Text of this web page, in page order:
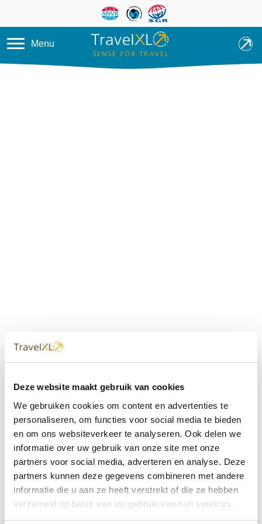
Deze website maakt gebruik van cookies
We gebruiken cookies om content en advertenties te
personaliseren, om functies voor social media te bieden
en om ons websiteverkeer te analyseren. Ook delen we
informatie over uw gebruik van onze site met onze
partners voor social media, adverteren en analyse. Deze
partners kunnen deze gegevens combineren met andere
informatie die u aan ze heeft verstrekt of die ze hebben
verzameld op basis van uw gebruik van hun services.
Overslaan en naar de inhoud
Menu
dichtbij
Met 60+ verkooppunten in Nederland en België staan wij
met onze XL Travelcenters, mobiele reisadviseurs van
TravelXL@Home en deze website altijd voor uw vakantie
klaar.
• Ontzorgen van A-Z • Onafhankelijk advies • Maatwerk •
Bespaar tijd en stress
TravelXLreisbureau's